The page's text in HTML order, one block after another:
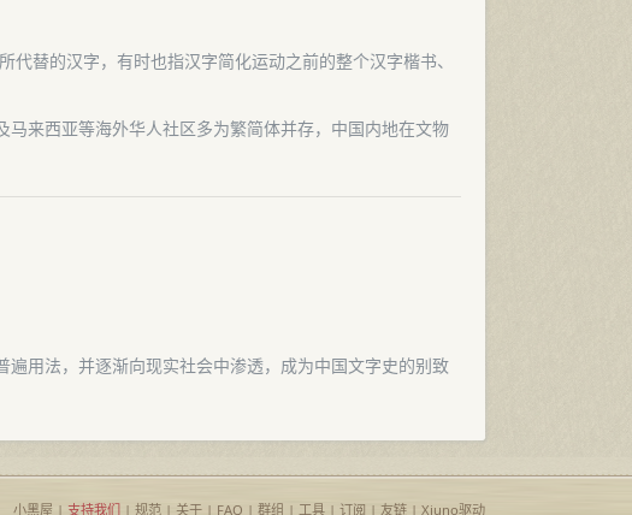
替的汉字，有时也指汉字简化运动之前的整个汉字楷书、
来西亚等海外华人社区多为繁简体并存，中国内地在文物
用法，并逐渐向现实社会中渗透，成为中国文字史的别致
小黑屋 | 支持我们 | 规范 | 关于 | FAQ | 群组 | 工具 | 订阅 | 友链 | Xiuno驱动